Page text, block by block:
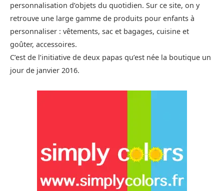
personnalisation d’objets du quotidien. Sur ce site, on y
retrouve une large gamme de produits pour enfants à
personnaliser : vêtements, sac et bagages, cuisine et
goûter, accessoires.
C’est de l’initiative de deux papas qu’est née la boutique un
jour de janvier 2016.